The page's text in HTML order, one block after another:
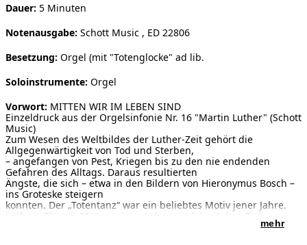
Dauer: 5 Minuten
Notenausgabe: Schott Music , ED 22806
Besetzung: Orgel (mit "Totenglocke" ad lib.
Soloinstrumente: Orgel
Vorwort: MITTEN WIR IM LEBEN SIND
Einzeldruck aus der Orgelsinfonie Nr. 16 "Martin Luther" (Schott
Music)
Zum Wesen des Weltbildes der Luther-Zeit gehört die
Allgegenwärtigkeit von Tod und Sterben,
– angefangen von Pest, Kriegen bis zu den nie endenden
Gefahren des Alltags. Daraus resultierten
Ängste, die sich – etwa in den Bildern von Hieronymus Bosch –
ins Groteske steigern
konnten. Der „Totentanz“ war ein beliebtes Motiv jener Jahre.
Luthers Choral „Mitten wir im Leben sind / mit dem Tod
mehr